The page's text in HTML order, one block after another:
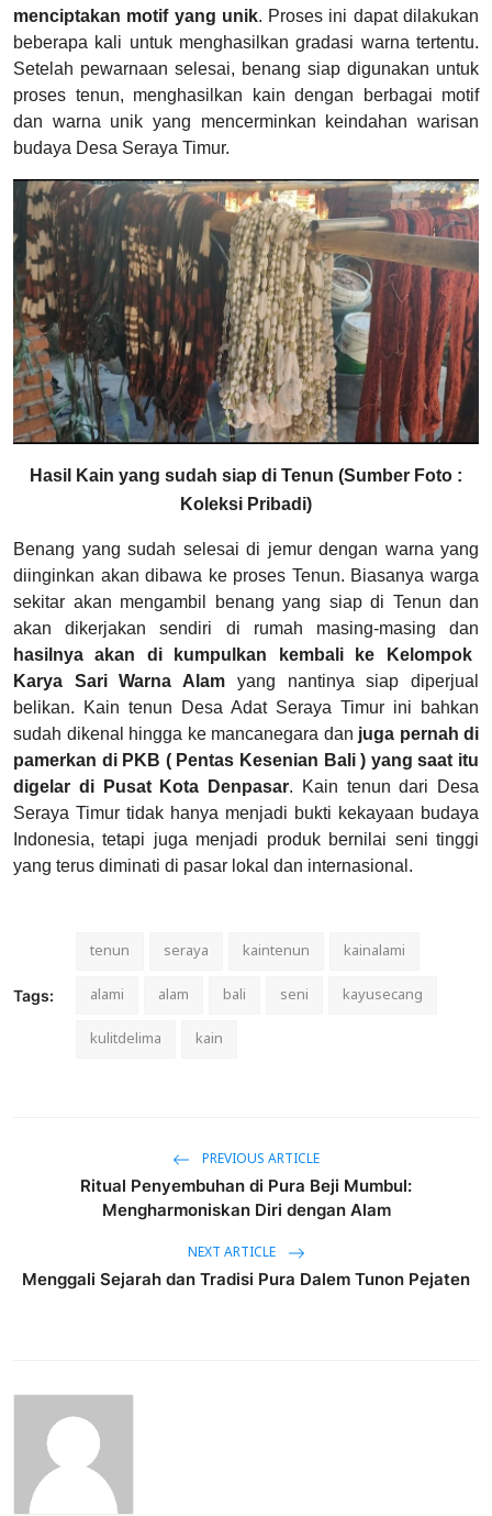
menciptakan motif yang unik. Proses ini dapat dilakukan
beberapa kali untuk menghasilkan gradasi warna tertentu.
Setelah pewarnaan selesai, benang siap digunakan untuk
proses tenun, menghasilkan kain dengan berbagai motif
dan warna unik yang mencerminkan keindahan warisan
budaya Desa Seraya Timur.
Hasil Kain yang sudah siap di Tenun (Sumber Foto :
Koleksi Pribadi)
Benang yang sudah selesai di jemur dengan warna yang
diinginkan akan dibawa ke proses Tenun. Biasanya warga
sekitar akan mengambil benang yang siap di Tenun dan
akan dikerjakan sendiri di rumah masing-masing dan
hasilnya akan di kumpulkan kembali ke Kelompok
Karya Sari Warna Alam yang nantinya siap diperjual
belikan. Kain tenun Desa Adat Seraya Timur ini bahkan
sudah dikenal hingga ke mancanegara dan juga pernah di
pamerkan di PKB ( Pentas Kesenian Bali ) yang saat itu
digelar di Pusat Kota Denpasar. Kain tenun dari Desa
Seraya Timur tidak hanya menjadi bukti kekayaan budaya
Indonesia, tetapi juga menjadi produk bernilai seni tinggi
yang terus diminati di pasar lokal dan internasional.
Tags:
tenun seraya kaintenun
kainalami
alami
alam bali seni
kayusecang
kulitdelima
kain
PREVIOUS ARTICLE
Ritual Penyembuhan di Pura Beji Mumbul:
Mengharmoniskan Diri dengan Alam
NEXT ARTICLE
Menggali Sejarah dan Tradisi Pura Dalem Tunon Pejaten